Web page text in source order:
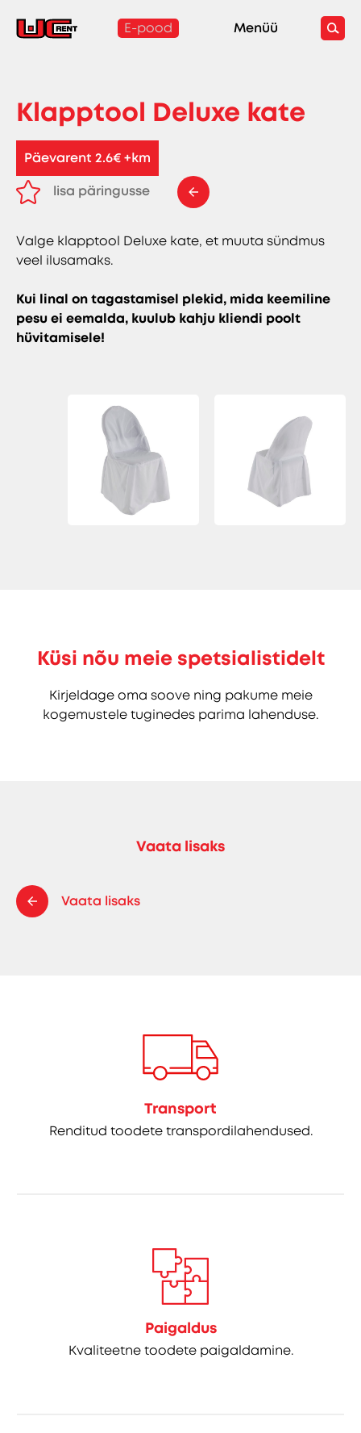
E-pood Menüü
Klapptool Deluxe kate
Päevarent 2.6€ +km
lisa päringusse
Valge klapptool Deluxe kate, et muuta sündmus
veel ilusamaks.
Kui linal on tagastamisel plekid, mida keemiline
pesu ei eemalda, kuulub kahju kliendi poolt
hüvitamisele!
Küsi nõu meie spetsialistidelt
Kirjeldage oma soove ning pakume meie
kogemustele tuginedes parima lahenduse.
Vaata lisaks
Vaata lisaks
Transport
Renditud toodete transpordilahendused.
Paigaldus
Kvaliteetne toodete paigaldamine.